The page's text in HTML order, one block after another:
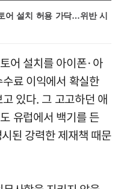
어 설치 허용 가닥…위반 시
어 설치를 아이폰·아
료 이익에서 확실한
있다. 그 고고하던 애
유럽에서 백기를 든
된 강력한 제재책 때문